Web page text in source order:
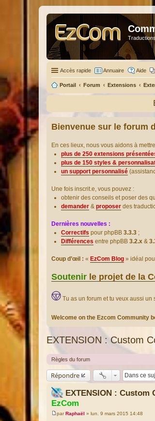
Accès rapide Annuaire Aide
Portail Forum Extensions
Bienvenue sur le forum
En ces lieux, nous vous aidons à
plus de 250 extensions
plus de 150 styles &
un support personnalisé
Une fois inscrit.e, vous pouvez :
obtenir des conseils et poser des
demander & proposer des
Dernières nouvelles :
Correctifs pour phpBB 3.3.3 ;
Différences entre phpBB 3.2.x &
Coup d’œil : « EzCom Blog » idéal
Soutenir le projet de la
Tu as un forum et tu veux aussi un
Welcome on the Ezcom Community
EXTENSION : Custom
Règles du forum
Répondre
EXTENSION : Custom
EzCom
M
parRaphaël » lun. 9 mars 2015 14:48